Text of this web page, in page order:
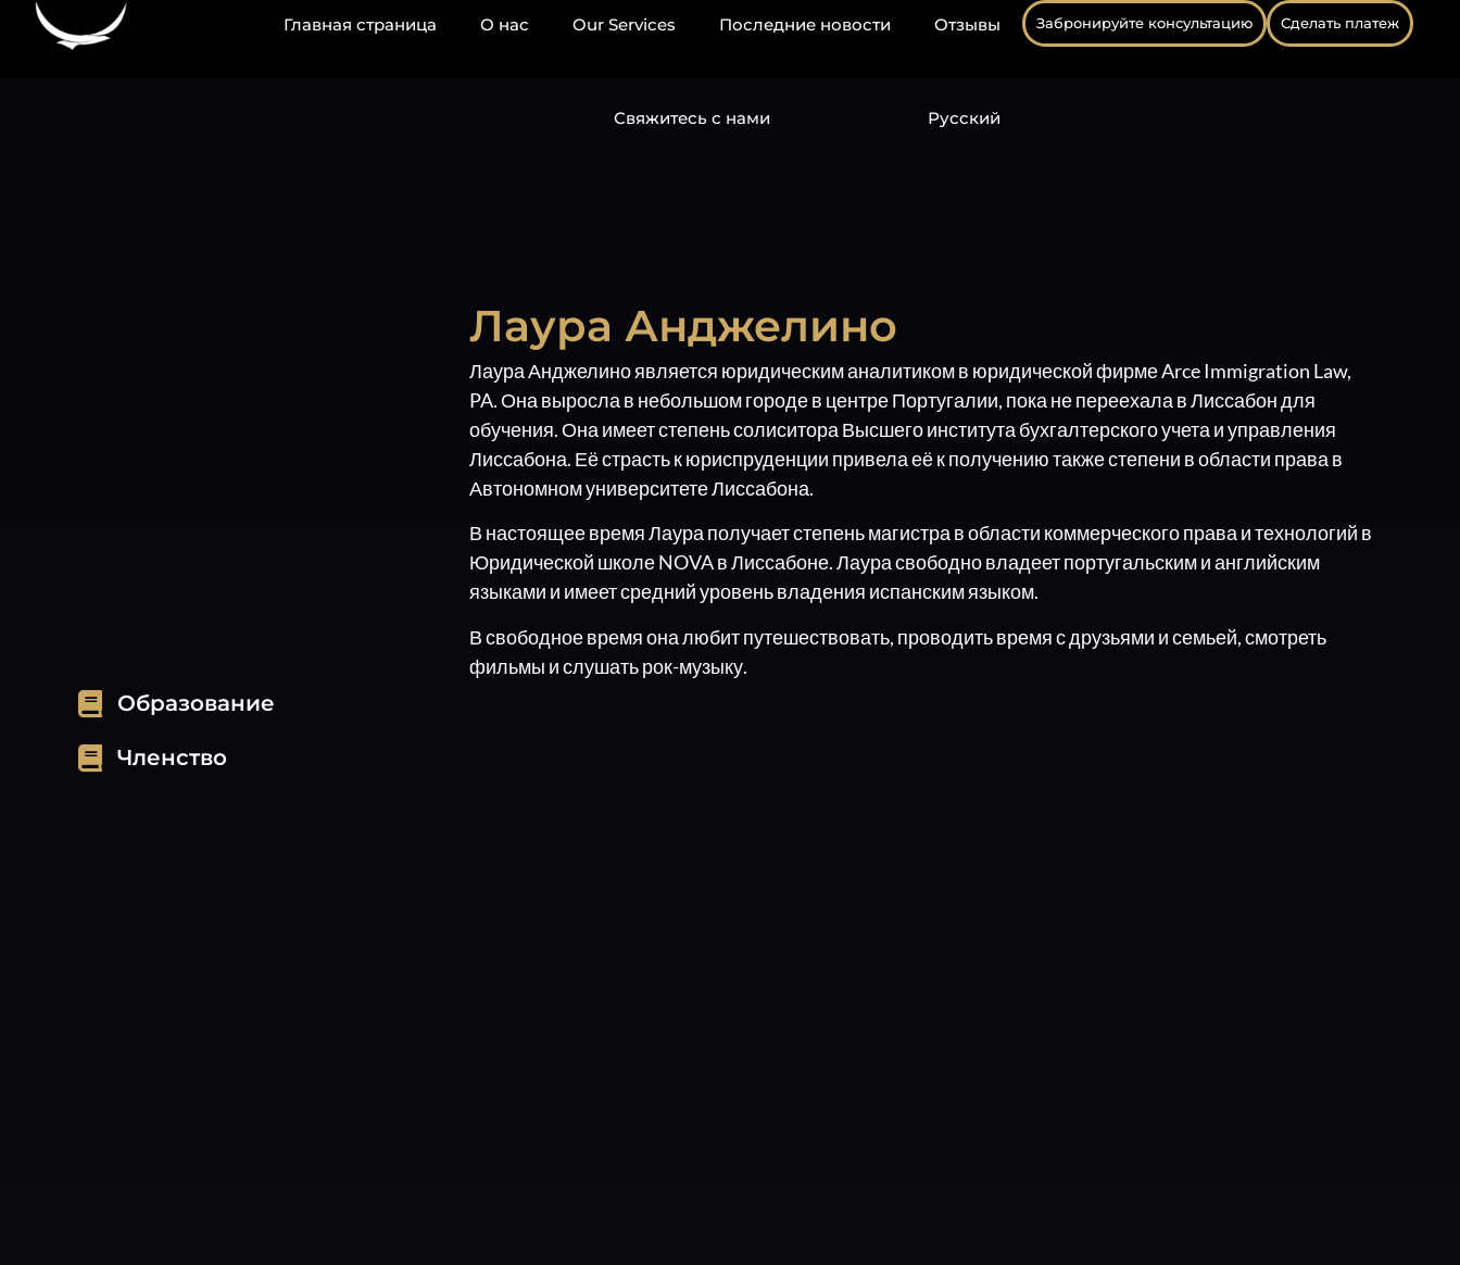
содержанию
Главная страница О нас Our Services Последние новости Отзывы
Свяжитесь с нами Русский
Забронируйте консультацию Сделать платеж
Образование
Членство
Лаура Анджелино
Лаура Анджелино является юридическим аналитиком в юридической фирме Arce Immigration Law,
PA. Она выросла в небольшом городе в центре Португалии, пока не переехала в Лиссабон для
обучения. Она имеет степень солиситора Высшего института бухгалтерского учета и управления
Лиссабона. Её страсть к юриспруденции привела её к получению также степени в области права в
Автономном университете Лиссабона.
В настоящее время Лаура получает степень магистра в области коммерческого права и технологий в
Юридической школе NOVA в Лиссабоне. Лаура свободно владеет португальским и английским
языками и имеет средний уровень владения испанским языком.
В свободное время она любит путешествовать, проводить время с друзьями и семьей, смотреть
фильмы и слушать рок-музыку.